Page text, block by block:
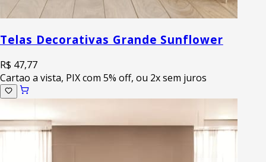
Telas Decorativas Grande Sunflower
R$ 47,77
Cartao a vista, PIX com 5% off, ou 2x sem juros